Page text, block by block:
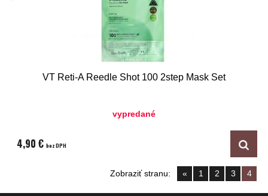
VT Reti-A Reedle Shot 100 2step Mask Set
vypredané
4,90 € bez DPH
Zobraziť stranu: « 1 2 3 4